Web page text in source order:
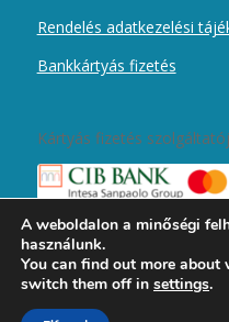
Rendelés adatkezelési
Bankkártyás fizetés
Kártyás fizetés
2019 © Copyright - Magyar Kurír
A weboldalon a minőségi
használunk.
You can find out more
switch them off in settings.